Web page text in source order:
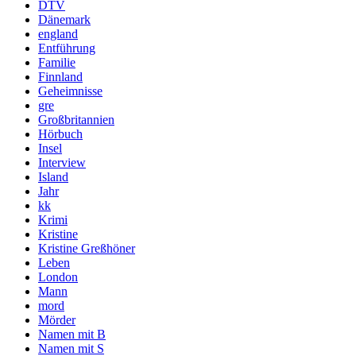
DTV
Dänemark
england
Entführung
Familie
Finnland
Geheimnisse
gre
Großbritannien
Hörbuch
Insel
Interview
Island
Jahr
kk
Krimi
Kristine
Kristine Greßhöner
Leben
London
Mann
mord
Mörder
Namen mit B
Namen mit S